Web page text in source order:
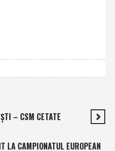
– CSM CETATE
LA CAMPIONATUL EUROPEAN